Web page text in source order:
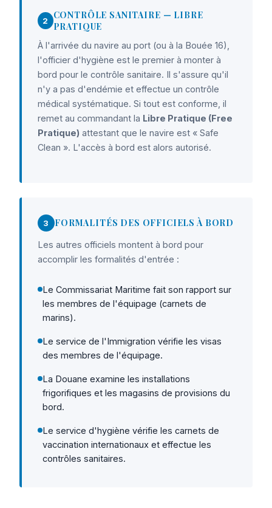
2
CONTRÔLE SANITAIRE — LIBRE
PRATIQUE
À l'arrivée du navire au port (ou à la Bouée 16),
l'officier d'hygiène est le premier à monter à
bord pour le contrôle sanitaire. Il s'assure qu'il
n'y a pas d'endémie et effectue un contrôle
médical systématique. Si tout est conforme, il
remet au commandant la Libre Pratique (Free
Pratique) attestant que le navire est « Safe
Clean ». L'accès à bord est alors autorisé.
3 FORMALITÉS DES OFFICIELS À BORD
Les autres officiels montent à bord pour
accomplir les formalités d'entrée :
Le Commissariat Maritime fait son rapport sur
les membres de l'équipage (carnets de
marins).
Le service de l'Immigration vérifie les visas
des membres de l'équipage.
La Douane examine les installations
frigorifiques et les magasins de provisions du
bord.
Le service d'hygiène vérifie les carnets de
vaccination internationaux et effectue les
contrôles sanitaires.